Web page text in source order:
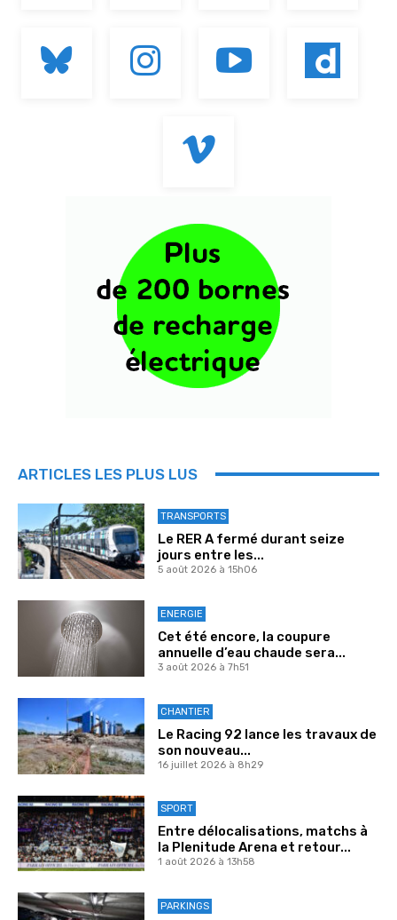
ARTICLES LES PLUS LUS
TRANSPORTS
Le RER A fermé durant seize
jours entre les...
5 août 2026 à 15h06
ENERGIE
Cet été encore, la coupure
annuelle d’eau chaude sera...
3 août 2026 à 7h51
CHANTIER
Le Racing 92 lance les travaux de
son nouveau...
16 juillet 2026 à 8h29
SPORT
Entre délocalisations, matchs à
la Plenitude Arena et retour...
1 août 2026 à 13h58
PARKINGS